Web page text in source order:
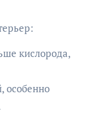
кислорода,
особенно